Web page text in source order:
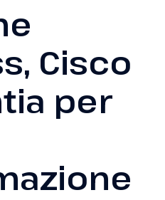
Cisco
per